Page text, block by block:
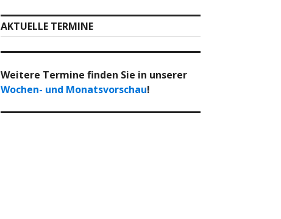
AKTUELLE TERMINE
Weitere Termine finden Sie in unserer
Wochen- und Monatsvorschau!